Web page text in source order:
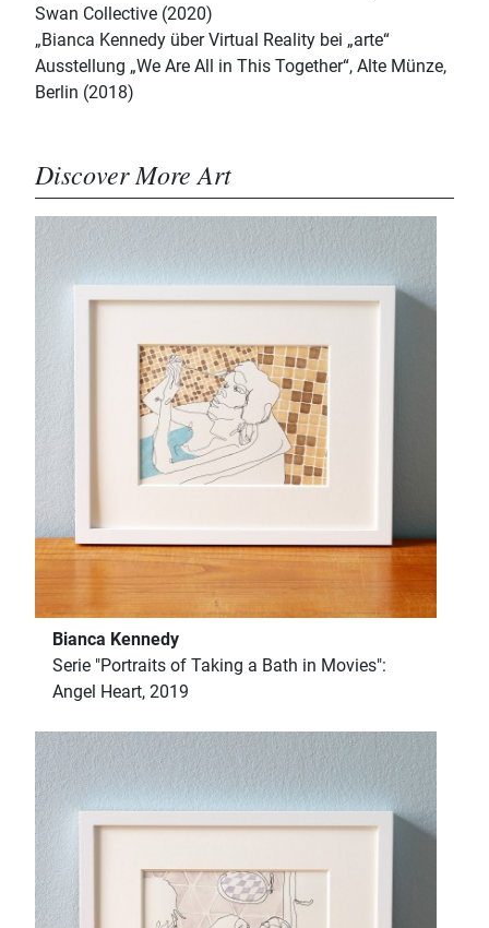
Swan Collective (2020)
„Bianca Kennedy über Virtual Reality bei „arte“
Ausstellung „We Are All in This Together“, Alte Münze,
Berlin (2018)
Discover More Art
Bianca Kennedy
Serie "Portraits of Taking a Bath in Movies":
Angel Heart, 2019